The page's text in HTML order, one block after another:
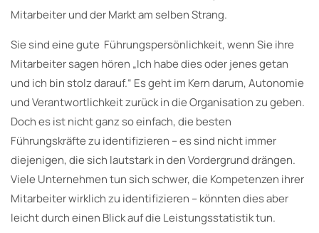
Mitarbeiter und der Markt am selben Strang.
Sie sind eine gute Führungspersönlichkeit, wenn Sie ihre
Mitarbeiter sagen hören „Ich habe dies oder jenes getan
und ich bin stolz darauf.“ Es geht im Kern darum, Autonomie
und Verantwortlichkeit zurück in die Organisation zu geben.
Doch es ist nicht ganz so einfach, die besten
Führungskräfte zu identifizieren – es sind nicht immer
diejenigen, die sich lautstark in den Vordergrund drängen.
Viele Unternehmen tun sich schwer, die Kompetenzen ihrer
Mitarbeiter wirklich zu identifizieren – könnten dies aber
leicht durch einen Blick auf die Leistungsstatistik tun.